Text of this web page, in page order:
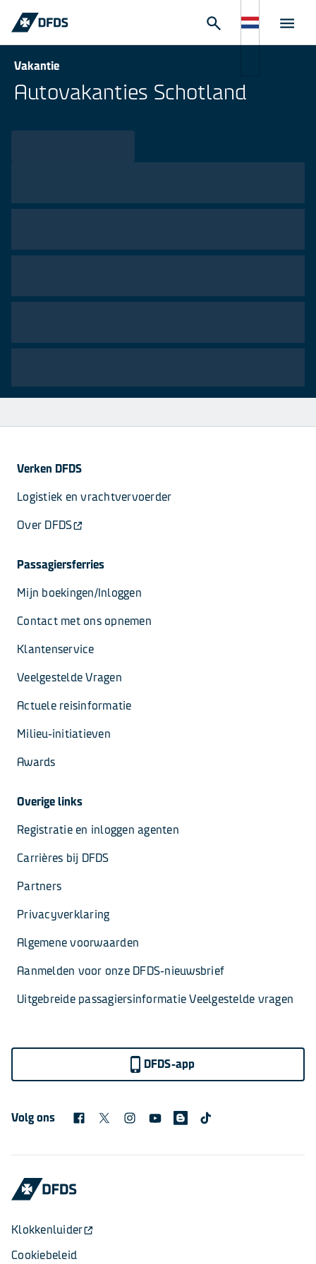
Vakantie
Autovakanties Schotland
Verken DFDS
Logistiek en vrachtvervoerder
Over DFDS
Passagiersferries
Mijn boekingen/Inloggen
Contact met ons opnemen
Klantenservice
Veelgestelde Vragen
Actuele reisinformatie
Milieu-initiatieven
Awards
Overige links
Registratie en inloggen agenten
Carrières bij DFDS
Partners
Privacyverklaring
Algemene voorwaarden
Aanmelden voor onze DFDS-nieuwsbrief
Uitgebreide passagiersinformatie Veelgestelde vragen
DFDS-app
Volg ons
Klokkenluider
Cookiebeleid